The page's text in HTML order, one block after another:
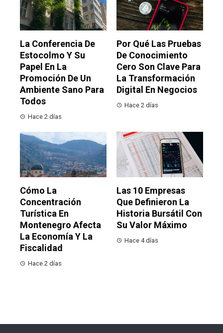
La Conferencia De
Estocolmo Y Su
Papel En La
Promoción De Un
Ambiente Sano Para
Todos
Hace 2 días
Por Qué Las Pruebas
De Conocimiento
Cero Son Clave Para
La Transformación
Digital En Negocios
Hace 2 días
Cómo La
Concentración
Turística En
Montenegro Afecta
La Economía Y La
Fiscalidad
Hace 2 días
Las 10 Empresas
Que Definieron La
Historia Bursátil Con
Su Valor Máximo
Hace 4 días